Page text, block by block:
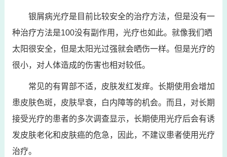
银屑病光疗是目前比较安全的治疗方法，但是没有一
种治疗方法是100没有副作用，光疗也如此。就像我们晒
太阳很安全，但是太阳光过强就会晒伤一样。但是光疗的
很小，对人体造成的伤害也相对较低。
常见的有胃部不适，皮肤发红发痒。长期使用会增加
患皮肤色斑，皮肤早衰，白内障等的机会。而且，对长期
接受光疗的患者的多次调查显示，长期使用光疗后会有诱
发皮肤老化和皮肤癌的危急，因此，不建议患者使用光疗
治疗。